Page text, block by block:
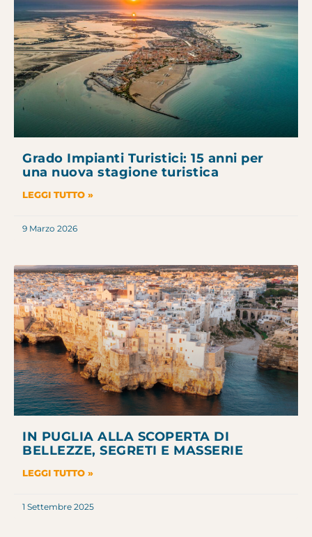
Grado Impianti Turistici: 15 anni per
una nuova stagione turistica
LEGGI TUTTO »
9 Marzo 2026
IN PUGLIA ALLA SCOPERTA DI
BELLEZZE, SEGRETI E MASSERIE
LEGGI TUTTO »
1 Settembre 2025